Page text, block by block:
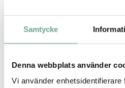
Samtycke
Denna webbplats använder
Vi använder
Från tom yta till resurs
AirParks lösning kan bli en
Om fler parkeringsplatser
ut och bokas digitalt minskar